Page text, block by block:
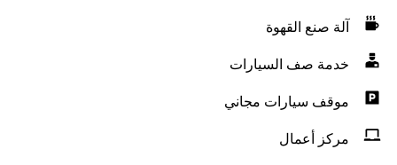
آلة صنع القهوة
خدمة صف السيارات
موقف سيارات مجاني
مركز أعمال